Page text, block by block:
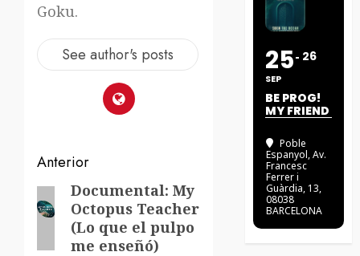
Goku.
See author's posts
Navegación
de
entradas
Anterior
Entrada
anterior:
Documental: My
Octopus Teacher
(Lo que el pulpo
me enseñó)
25
SEP
26
BE PROG!
MY FRIEND
Poble
Espanyol, Av.
Francesc
Ferrer i
Guàrdia, 13,
08038
BARCELONA